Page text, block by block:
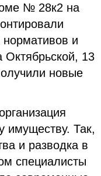
№ 28к2 на
нормативов и
13
новые
имуществу. Так,
и разводка в
специалисты